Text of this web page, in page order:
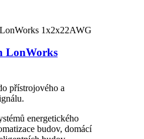
LonWorks
přístrojového a
energetického
budov, domácí